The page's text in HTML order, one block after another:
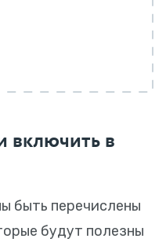
включить в
быть перечислены
будут полезны